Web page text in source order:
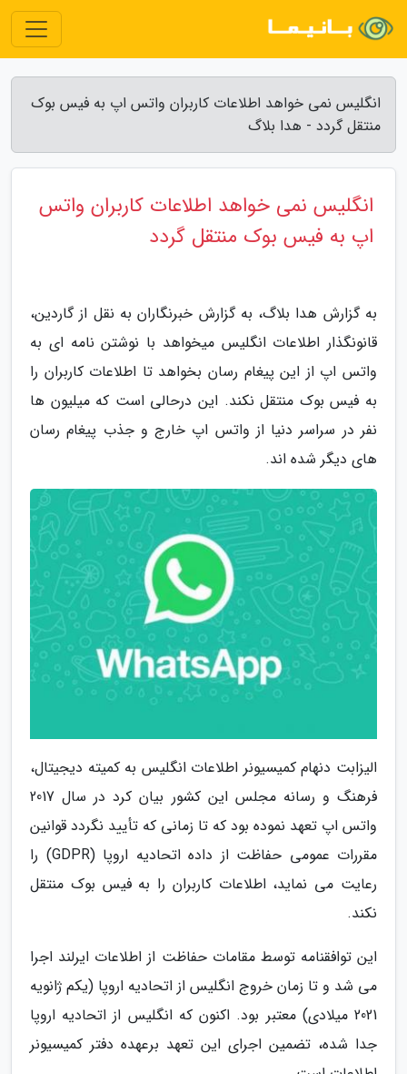
انگلیس نمی خواهد اطلاعات کاربران واتس اپ به فیس بوک
منتقل گردد - هدا بلاگ
انگلیس نمی خواهد اطلاعات کاربران واتس
اپ به فیس بوک منتقل گردد
به گزارش هدا بلاگ، به گزارش خبرنگاران به نقل از گاردین،
قانونگذار اطلاعات انگلیس میخواهد با نوشتن نامه ای به
واتس اپ از این پیغام رسان بخواهد تا اطلاعات کاربران را
به فیس بوک منتقل نکند. این درحالی است که میلیون ها
نفر در سراسر دنیا از واتس اپ خارج و جذب پیغام رسان
های دیگر شده اند.
الیزابت دنهام کمیسیونر اطلاعات انگلیس به کمیته دیجیتال،
فرهنگ و رسانه مجلس این کشور بیان کرد در سال 2017
واتس اپ تعهد نموده بود که تا زمانی که تأیید نگردد قوانین
مقررات عمومی حفاظت از داده اتحادیه اروپا (GDPR) را
رعایت می نماید، اطلاعات کاربران را به فیس بوک منتقل
نکند.
این توافقنامه توسط مقامات حفاظت از اطلاعات ایرلند اجرا
می شد و تا زمان خروج انگلیس از اتحادیه اروپا (یکم ژانویه
2021 میلادی) معتبر بود. اکنون که انگلیس از اتحادیه اروپا
جدا شده، تضمین اجرای این تعهد برعهده دفتر کمیسیونر